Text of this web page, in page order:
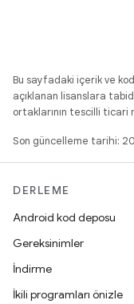
Bu sayfadaki içerik ve
açıklanan lisanslara
ortaklarının tescilli ticari
Son güncelleme tarihi:
DERLEME
Android kod deposu
Gereksinimler
İndirme
İkili programları önizle